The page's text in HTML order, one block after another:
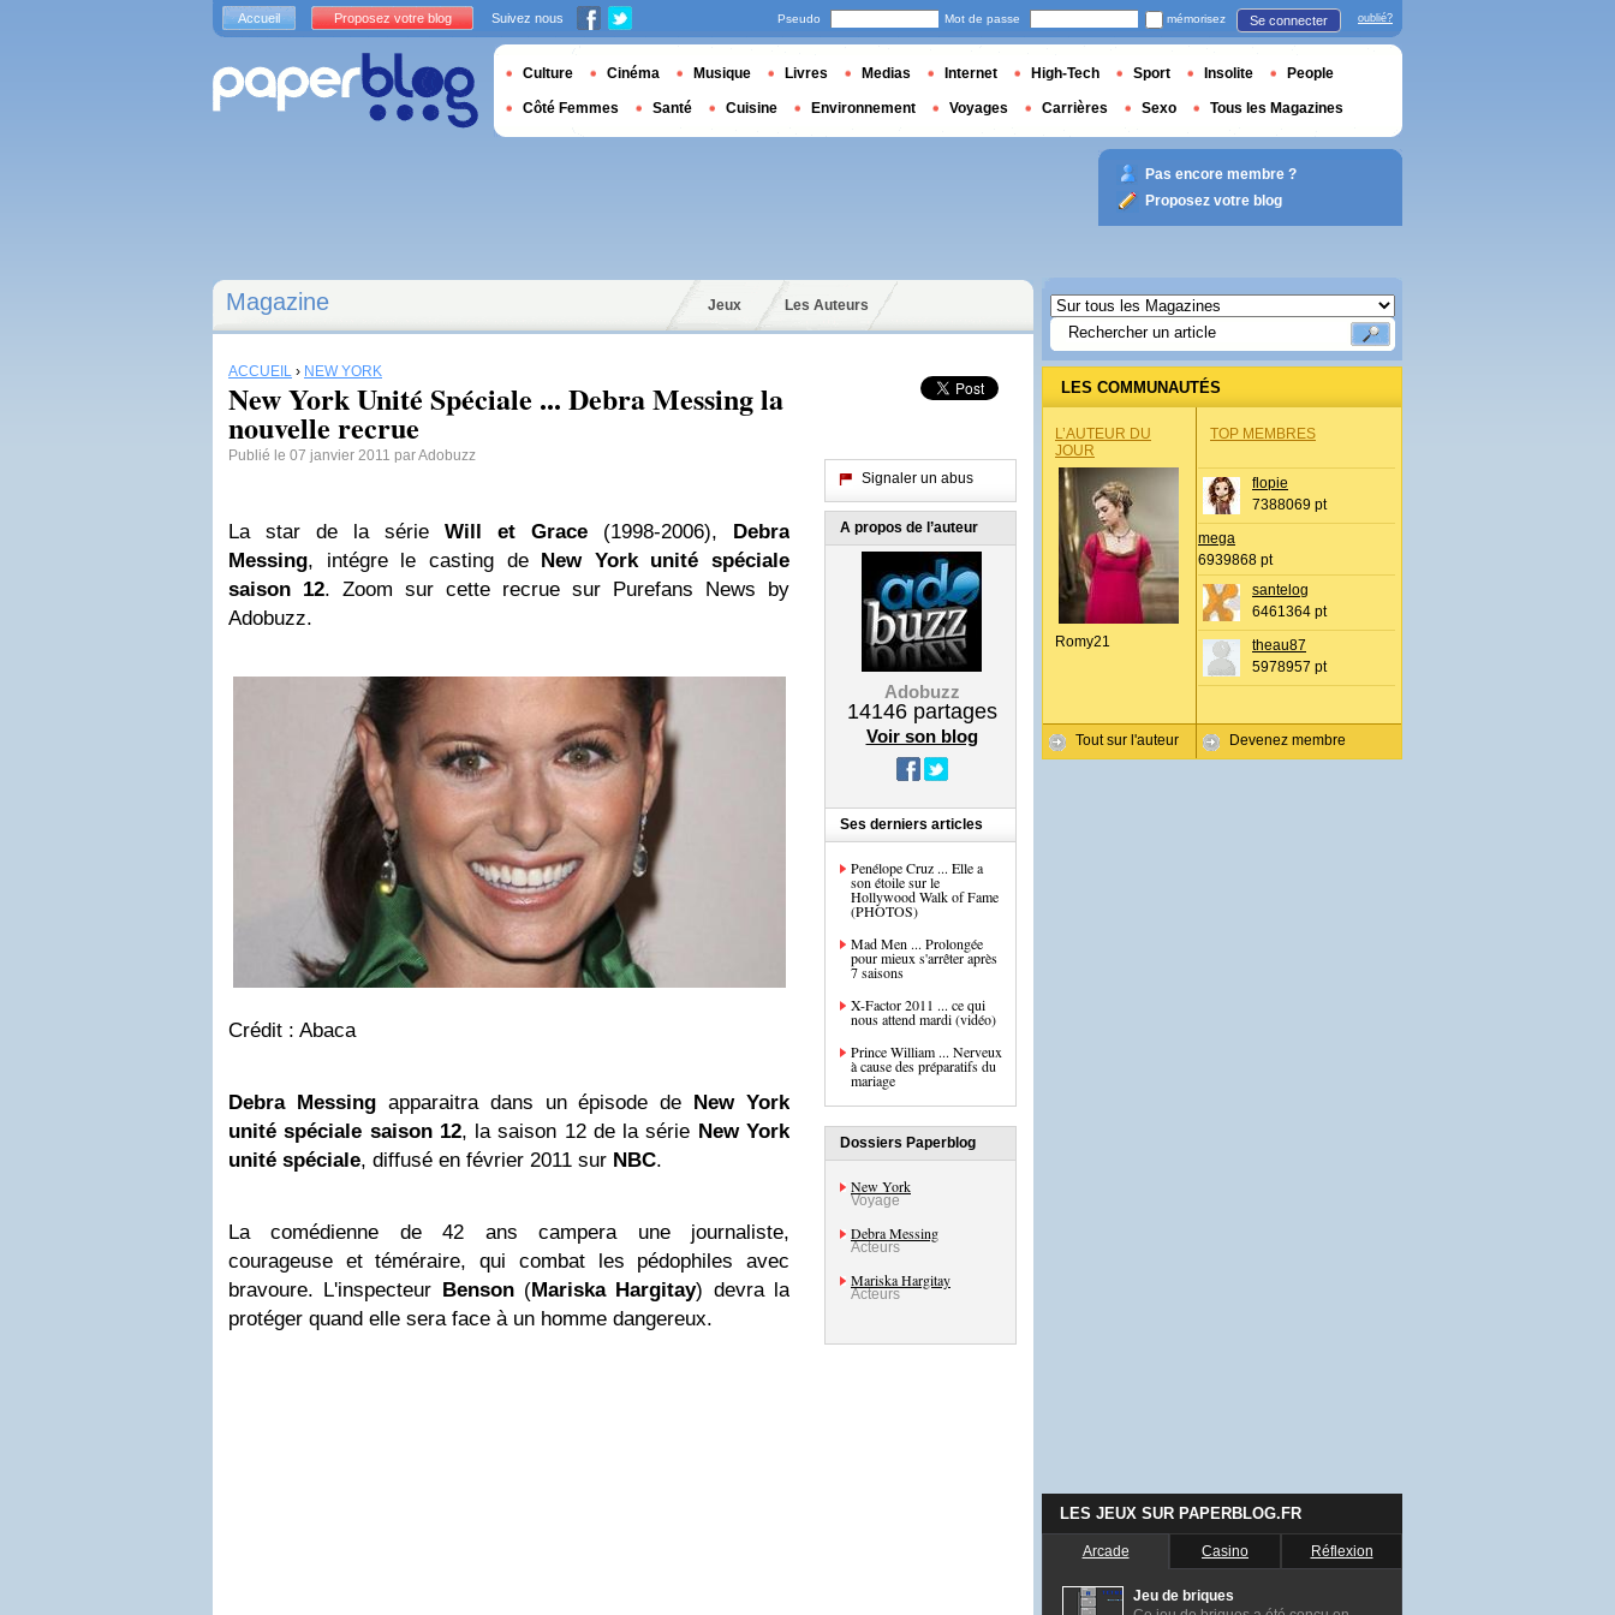
Magazine Jeux Les Auteurs
ACCUEIL › NEW YORK
New York Unité Spéciale ... Debra Messing la
nouvelle recrue
Publié le 07 janvier 2011 par Adobuzz
La star de la série Will et Grace (1998-2006), Debra
Messing, intégre le casting de New Yorkunité spéciale
saison 12. Zoom sur cette recrue sur Purefans News by
Adobuzz.
Crédit : Abaca
Debra Messingapparaitra dans un épisode de New York
unité spéciale saison 12, la saison 12 de la série New York
unité spéciale, diffusé en février 2011 sur NBC.
La comédienne de 42 ans campera une journaliste,
courageuse et téméraire, qui combat les pédophiles avec
bravoure. L'inspecteur Benson(Mariska Hargitay) devra la
protéger quand elle sera face à un homme dangereux.
Signaler un abus
A propos de l’auteur
Adobuzz
14146partages
Voir son blog
Ses derniers articles
Penélope Cruz ... Elle a
son étoile sur le
Hollywood Walk of Fame
(PHOTOS)
Mad Men ... Prolongée
pour mieux s'arrêter après
7 saisons
X-Factor 2011 ... ce qui
nous attend mardi (vidéo)
Prince William ... Nerveux
à cause des préparatifs du
mariage
Dossiers Paperblog
New York
Voyage
Debra Messing
Acteurs
Mariska Hargitay
Acteurs
LES COMMUNAUTÉS
L’AUTEUR DU
JOUR
Romy21
Tout sur l'auteur
TOP MEMBRES
flopie
7388069 pt
mega
6939868 pt
santelog
6461364 pt
theau87
5978957 pt
Devenez membre
LES JEUX SUR PAPERBLOG.FR
Arcade Casino Réflexion
Jeu de briques
Accueil Proposez votre blog Suivez nous Pseudo Mot de passe mémorisez Se connecter oublié?
Culture Cinéma Musique Livres Medias Internet High-Tech Sport Insolite People
Côté Femmes Santé Cuisine Environnement Voyages Carrières Sexo Tous les Magazines
Pas encore membre ?
Proposez votre blog